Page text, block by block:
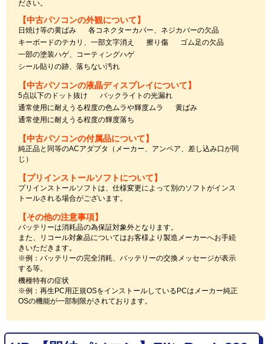
ださい。
【中古パソコンの外観について】
日焼け等の黄ばみ
各コネクターカバー、ネジカバーの欠品
キーボードのテカリ、一部文字消え
擦り傷
ゴム足の欠品
一部の塗装ハゲ、コーティングハゲ
シール貼りの跡、落ちない汚れ
【中古パソコンの液晶ディスプレイについて】
5点以下のドット抜け
バックライトの光漏れ
通常使用に耐えうる程度の色ムラや輝度ムラ
黄ばみ
通常使用に耐えうる程度の輝度落ち
【中古パソコンの付属品について】
純正品と同等のACアダプタ（メーカー、アンペア、差し込み口が同
じ）
【プリインストールソフトについて】
プリインストールソフトは、仕様変更によって別のソフトがインス
トールされる場合がございます。
【その他の注意事項】
バッテリーは消耗品の為保証対象外となります。
また、リコール対象品についてはお客様より製造メーカーへお手続
きいただきます。
※例：バッテリーの完全消耗、バッテリーの交換メッセージが表示
する等。
機種特有の症状
※例：再生PC用正規OSをインストールしているPCはメーカー純正
OSの機能が一部制限がされております。